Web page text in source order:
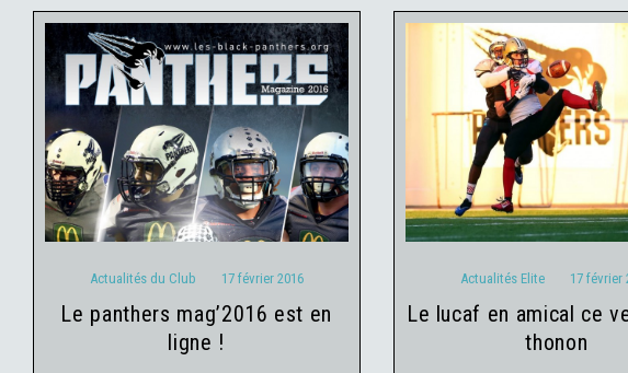
Actualités du Club
17 février
2016
Actualités du Club 17 février 2016
le panthers mag’2016 est en
ligne !
Actualités Elite 17 février
Actualités Elite 17 février
le lucaf en amical ce vendredi à
thonon